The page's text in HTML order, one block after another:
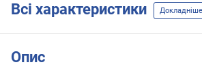
Всі характеристики Докладніше
Опис